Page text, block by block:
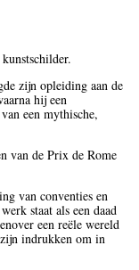
zijn opleiding aan de
hij een
een mythische,
van de Prix de Rome
van conventies en
staat als een daad
een reële wereld
indrukken om in